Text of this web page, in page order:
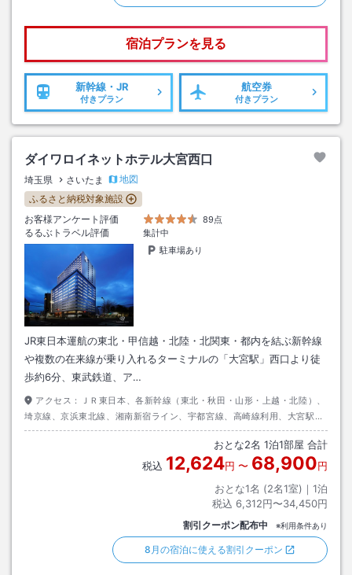
宿泊プランを見る
新幹線・JR
付きプラン
航空券
付きプラン
ダイワロイネットホテル大宮西口
埼玉県 さいたま
地図
ふるさと納税対象施設
お客様アンケート評価
89点
るるぶトラベル評価
集計中
駐車場あり
JR東日本運航の東北・甲信越・北陸・北関東・都内を結ぶ新幹線
や複数の在来線が乗り入れるターミナルの「大宮駅」西口より徒
歩約6分、東武鉄道、ア…
アクセス：
ＪＲ東日本、各新幹線（東北・秋田・山形・上越・北陸）、
埼京線、京浜東北線、湘南新宿ライン、宇都宮線、高崎線利用、大宮駅下
車後、西口より徒歩約６分
おとな2名 1泊1部屋 合計
税込 12,624円 〜 68,900円
おとな1名 (2名1室)｜ 1泊
税込 6,312円〜34,450円
割引クーポン配布中 ※利用条件あり
8月の宿泊に使える割引クーポン